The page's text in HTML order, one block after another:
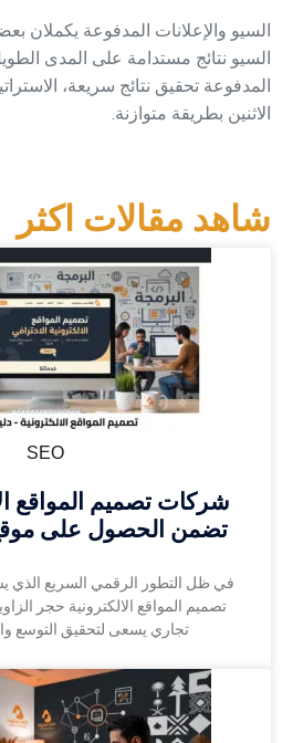
السيو والإعلانات المدفوعة يكملان
السيو نتائج مستدامة على المدى
المدفوعة تحقيق نتائج سريعة،
الاثنين بطريقة متوازنة.
شاهد مقالات اكثر
SEO
شركات تصميم المواقع
تضمن الحصول على
في ظل التطور الرقمي السريع الذي
تصميم المواقع الالكترونية حجر
تجاري يسعى لتحقيق التوسع